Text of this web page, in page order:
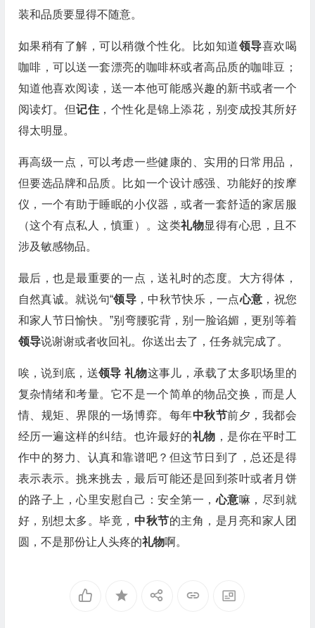
装和品质要显得不随意。
如果稍有了解，可以稍微个性化。比如知道领导喜欢喝
咖啡，可以送一套漂亮的咖啡杯或者高品质的咖啡豆；
知道他喜欢阅读，送一本他可能感兴趣的新书或者一个
阅读灯。但记住 ，个性化是锦上添花，别变成投其所好
得太明显。
再高级一点，可以考虑一些健康的、实用的日常用品，
但要选品牌和品质。比如一个设计感强、功能好的按摩
仪，一个有助于睡眠的小仪器，或者一套舒适的家居服
（这个有点私人，慎重）。这类礼物显得有心思，且不
涉及敏感物品。
最后，也是最重要的一点，送礼时的态度。大方得体，
自然真诚。就说句“领导，中秋节快乐，一点心意 ，祝您
和家人节日愉快。”别弯腰驼背，别一脸谄媚，更别等着
领导说谢谢或者收回礼。你送出去了，任务就完成了。
唉，说到底，送领导礼物这事儿，承载了太多职场里的
复杂情绪和考量。它不是一个简单的物品交换，而是人
情、规矩、界限的一场博弈。每年中秋节前夕，我都会
经历一遍这样的纠结。也许最好的礼物 ，是你在平时工
作中的努力、认真和靠谱吧？但这节日到了，总还是得
表示表示。挑来挑去，最后可能还是回到茶叶或者月饼
的路子上，心里安慰自己：安全第一，心意嘛，尽到就
好，别想太多。毕竟， 中秋节的主角，是月亮和家人团
圆，不是那份让人头疼的礼物啊。